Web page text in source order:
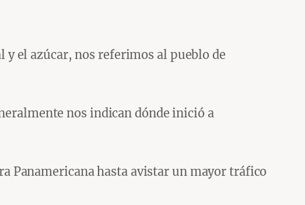
y el azúcar, nos referimos al pueblo de
nos indican dónde inició a
Panamericana hasta avistar un mayor tráfico